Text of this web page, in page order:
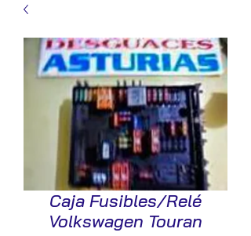
Caja Fusibles/Relé
Volkswagen Touran